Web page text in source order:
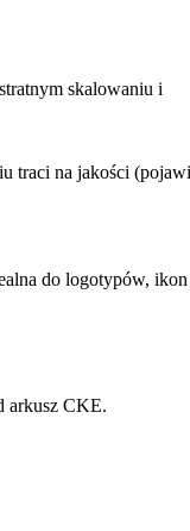
skalowaniu i
traci na jakości
do logotypów,
arkusz CKE.